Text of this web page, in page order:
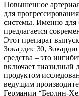
Повышенное
для
системы. Именно для
предлагается
Этот препарат
Зокардис 30,
средства – это
включает тиазидный
продуктом
ведущим
Германии “Берлин-